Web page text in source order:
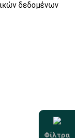
Φίλτρα
δεδομένων